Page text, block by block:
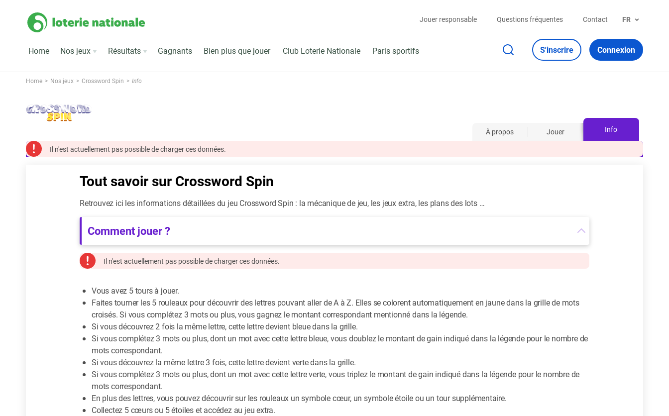
Jouer responsable Questions fréquentes Contact FR
Home Nos jeux Résultats Gagnants Bien plus que jouer Club Loterie Nationale Paris sportifs S'inscrire Connexion
Home Nos jeux Crossword Spin Info
À propos Jouer Info
Il n'est actuellement pas possible de charger ces données.
Tout savoir sur Crossword Spin
Retrouvez ici les informations détaillées du jeu Crossword Spin : la mécanique de jeu, les jeux extra, les plans des lots …
Comment jouer ?
Il n'est actuellement pas possible de charger ces données.
Vous avez 5 tours à jouer.
Faites tourner les 5 rouleaux pour découvrir des lettres pouvant aller de A à Z. Elles se colorent automatiquement en jaune dans la grille de mots
croisés. Si vous complétez 3 mots ou plus, vous gagnez le montant correspondant mentionné dans la légende.
Si vous découvrez 2 fois la même lettre, cette lettre devient bleue dans la grille.
Si vous complétez 3 mots ou plus, dont un mot avec cette lettre bleue, vous doublez le montant de gain indiqué dans la légende pour le nombre de
mots correspondant.
Si vous découvrez la même lettre 3 fois, cette lettre devient verte dans la grille.
Si vous complétez 3 mots ou plus, dont un mot avec cette lettre verte, vous triplez le montant de gain indiqué dans la légende pour le nombre de
mots correspondant.
En plus des lettres, vous pouvez découvrir sur les rouleaux un symbole cœur, un symbole étoile ou un tour supplémentaire.
Collectez 5 cœurs ou 5 étoiles et accédez au jeu extra.